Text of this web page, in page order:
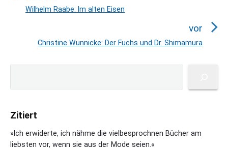
s
a
i
g
a
V
e
e
Wilhelm Raabe: Im alten Eisen
vor
N
Christine Wunnicke: Der Fuchs und Dr. Shimamura
i
a
y
S
c
e
Zitiert
»Ich erwiderte, ich nähme die vielbesprochnen Bücher am
liebsten vor, wenn sie aus der Mode seien.«